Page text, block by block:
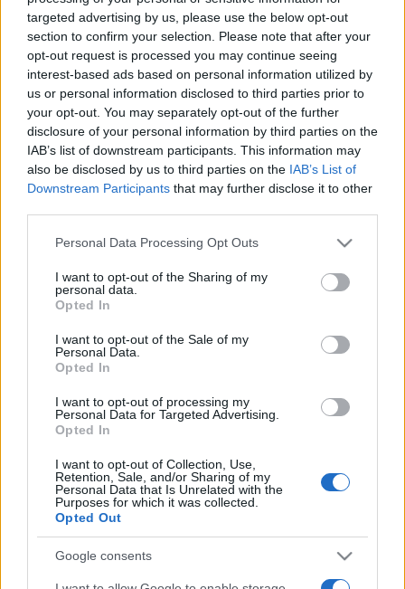
targeted advertising by us, please use the below opt-out
section to confirm your selection. Please note that after your
opt-out request is processed you may continue seeing
interest-based ads based on personal information utilized by
us or personal information disclosed to third parties prior to
your opt-out. You may separately opt-out of the further
disclosure of your personal information by third parties on the
IAB’s list of downstream participants. This information may
also be disclosed by us to third parties on the IAB’s List of
Downstream Participants that may further disclose it to other
Please note that this website/app uses one or more Google
not limited to your visit or usage behaviour. You may click to
grant or deny consent to Google and its third-party tags to
use your data for below specified purposes in below Google
consent section.
Personal Data Processing Opt Outs
I want to opt-out of the Sharing of my
personal data.
Opted In
I want to opt-out of the Sale of my
Personal Data.
Opted In
I want to opt-out of processing my
Personal Data for Targeted Advertising.
Opted In
I want to opt-out of Collection, Use,
Retention, Sale, and/or Sharing of my
Personal Data that Is Unrelated with the
Purposes for which it was collected.
Opted Out
Google consents
egyikének választották. A román VAMAegyüttes
frontembere, Tudor Chirila hazájában népszerű színész
előadói képességeit a színpadi performanszokban is
kamatoztatja. A tagok ízlésének és képzésének
köszönhetően a banda teljes eklektikában utazik.
Zenéjükben megtalálható a soft rock, az elektronika és a
blues is. A fesztivál idei vendégországa Ausztria lesz, három
osztrák fellépővel erősítve a line-upot. Egyikük, a bécsi
fényre. A pszichedelikus popban utazó zeneszerző-énekes
hátizsákkal járta be a világot, és távoli kultúrák élményeit
gyúrta bele egészen különleges hangzásvilágába.
Az idei BUSH program magyar fronton is erősnek ígérkezik.
Összesen hét hazai előadó mutatja meg, hogy nálunk is
érdemes körülnézni a nemzetközi zenei ügynököknek. A
Skeemerszenéjére tavaly felfigyelt a
Stranger Things
sorozatához. AVerzió Filmfesztivállal közös bulin játszik a
KEXP után óriásivá nőttThe Qualitons
készülő vadonatúj albumukról is mutatnak néhány dalt.
A BUSH konferencia programjába a nemzetközi szakma